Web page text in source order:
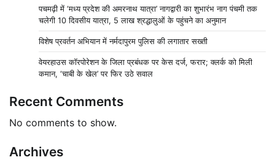
पचमढ़ी में ‘मध्य प्रदेश की अमरनाथ यात्रा’ नागद्वारी का शुभारंभ नाग पंचमी तक
चलेगी 10 दिवसीय यात्रा, 5 लाख श्रद्धालुओं के पहुंचने का अनुमान
विशेष प्रवर्तन अभियान में नर्मदापुरम पुलिस की लगातार सख्ती
वेयरहाउस कॉरपोरेशन के जिला प्रबंधक पर केस दर्ज, फरार; क्लर्क को मिली
कमान, ‘चाबी के खेल’ पर फिर उठे सवाल
Recent Comments
No comments to show.
Archives